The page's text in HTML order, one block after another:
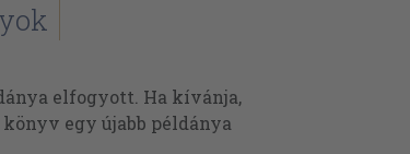
elfogyott. Ha kívánja,
egy újabb példánya